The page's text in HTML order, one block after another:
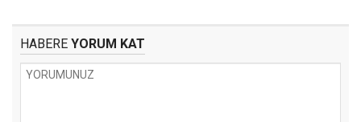
HABERE YORUM KAT